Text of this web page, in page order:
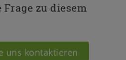
Frage zu diesem
uns kontaktieren